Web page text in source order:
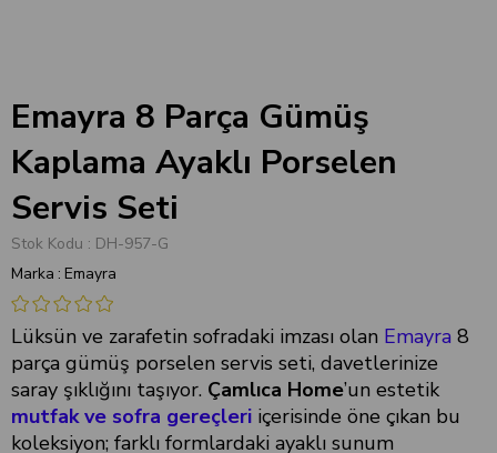
Emayra 8 Parça Gümüş
Kaplama Ayaklı Porselen
Servis Seti
Stok Kodu
DH-957-G
Marka : Emayra
Lüksün ve zarafetin sofradaki imzası olan Emayra 8
parça gümüş porselen servis seti, davetlerinize
saray şıklığını taşıyor. Çamlıca Home’un estetik
mutfak ve sofra gereçleri içerisinde öne çıkan bu
koleksiyon; farklı formlardaki ayaklı sunum